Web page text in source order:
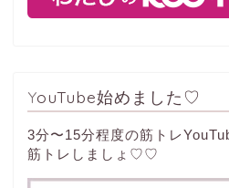
YouTube始めました♡
3分〜15分程度の筋トレ
筋トレしましょ♡♡